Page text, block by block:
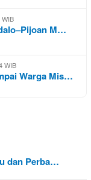
M…
WIB
Warga Mis…
dan Perba…